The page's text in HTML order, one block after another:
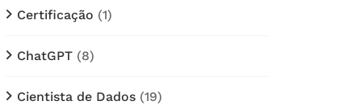
Certificação (1)
ChatGPT (8)
Cientista de Dados (19)